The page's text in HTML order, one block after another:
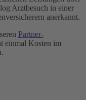
Arztbesuch in einer
anerkannt.
Partner-
einmal Kosten im